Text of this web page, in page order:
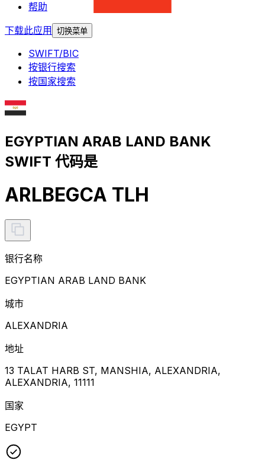
帮助
下载此应用
切换菜单
SWIFT/BIC
按银行搜索
按国家搜索
EGYPTIAN ARAB LAND BANK
SWIFT 代码是
ARLBEGCA TLH
银行名称
EGYPTIAN ARAB LAND BANK
城市
ALEXANDRIA
地址
13 TALAT HARB ST, MANSHIA, ALEXANDRIA,
ALEXANDRIA, 11111
国家
EGYPT